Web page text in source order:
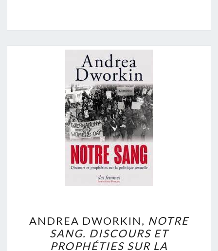
DWORKIN,
NOTRE
ANDREA DWORKIN, NOTRE
SANG. DISCOURS ET
PROPHÉTIES SUR LA